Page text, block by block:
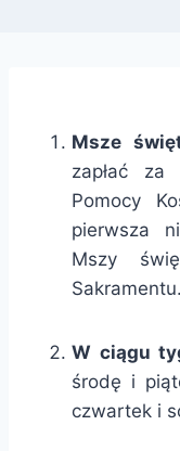
Msze
zapłać za
Pomocy
pierwsza
Mszy
Sakramentu.
W ciągu
środę i
czwartek i